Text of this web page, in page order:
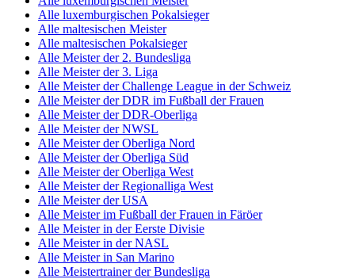
Alle luxemburgischen Pokalsieger
Alle maltesischen Meister
Alle maltesischen Pokalsieger
Alle Meister der 2. Bundesliga
Alle Meister der 3. Liga
Alle Meister der Challenge League in der Schweiz
Alle Meister der DDR im Fußball der Frauen
Alle Meister der DDR-Oberliga
Alle Meister der NWSL
Alle Meister der Oberliga Nord
Alle Meister der Oberliga Süd
Alle Meister der Oberliga West
Alle Meister der Regionalliga West
Alle Meister der USA
Alle Meister im Fußball der Frauen in Färöer
Alle Meister in der Eerste Divisie
Alle Meister in der NASL
Alle Meister in San Marino
Alle Meistertrainer der Bundesliga